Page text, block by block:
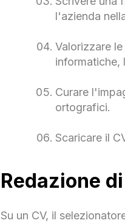
l'azienda
Valorizzare
informatiche,
Curare
ortografici.
Scaricare il
Redazione
Su un CV, il